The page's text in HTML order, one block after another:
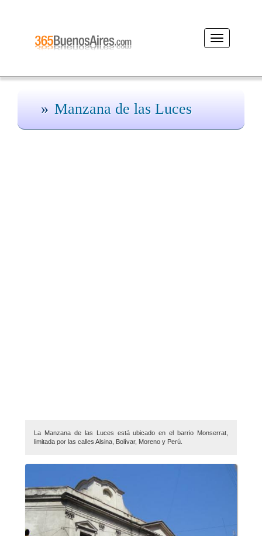
Desplegar
navegación
Manzana de las Luces
La Manzana de las Luces está ubicado en el barrio Monserrat,
limitada por las calles Alsina, Bolívar, Moreno y Perú.